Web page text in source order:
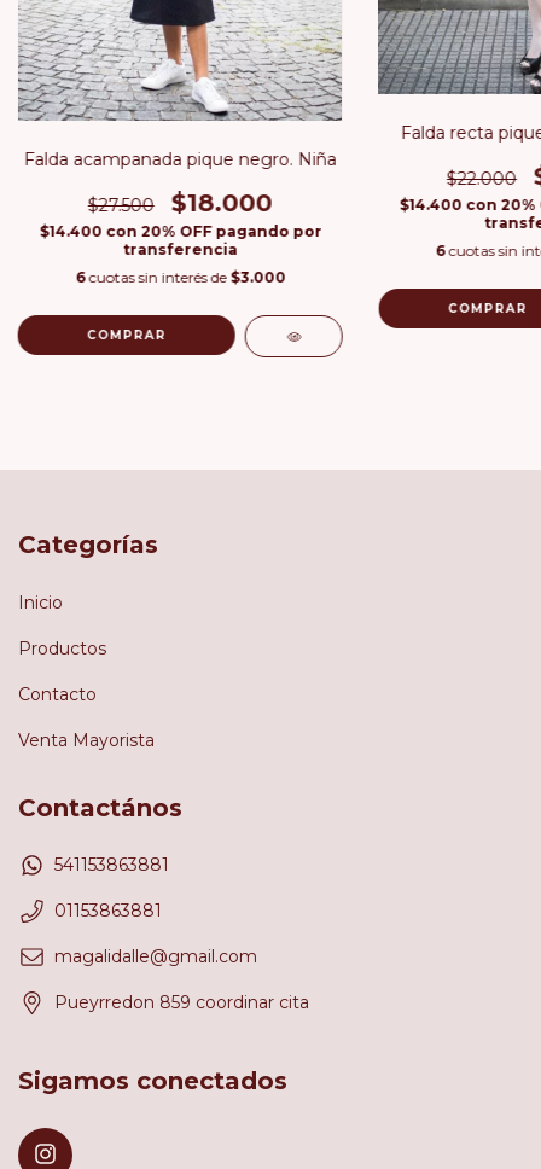
Falda acampanada pique negro. Niña
$27.500 $18.000
$14.400 con 20% OFF pagando por
transferencia
6 cuotas sin interés de $3.000
COMPRAR
Falda recta
$22.000
$14.400 con 20%
6 cuotas sin
COMPRAR
Categorías
Inicio
Productos
Contacto
Venta Mayorista
Contactános
541153863881
01153863881
magalidalle@gmail.com
Pueyrredon 859 coordinar cita
Sigamos conectados